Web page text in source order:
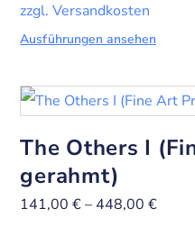
zzgl. Versandkosten
Ausführungen ansehen
The Others I
gerahmt)
141,00€– 448,00€